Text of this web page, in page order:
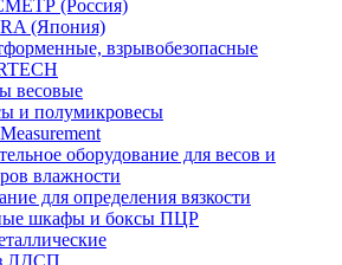
(Россия)
(Япония)
взрывобезопасные
весовые
и полумикровесы
оборудование для весов и
влажности
для определения вязкости
шкафы и боксы ПЦР
ЛДСП